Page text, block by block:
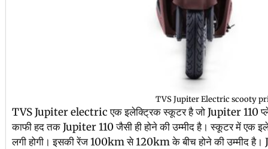
TVS Jupiter Electric scooty
TVS Jupiter electric एक इलेक्ट्रिक स्कूटर है जो Jupiter 110
काफी हद तक Jupiter 110 जैसी ही होने की उम्मीद है। स्कूटर में एक
लगी होगी। इसकी रेंज 100km से 120km के बीच होने की उम्मीद